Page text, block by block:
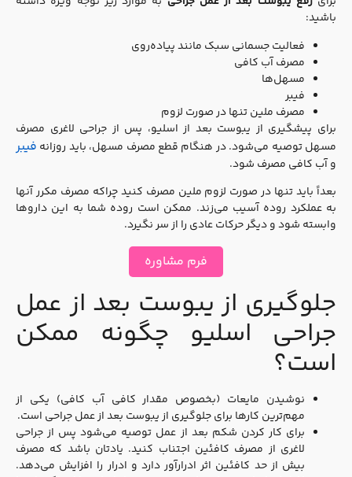
باشید:
فعالیت جسمانی سبک مانند پیاده‌روی
مصرف آب کافی
مسهل‌ها
فیبر
مصرف ملین تنها در صورت لزوم
برای پیشگیری از یبوست بعد از اسلیو، پس از جراحی لاغری مصرف
مسهل توصیه می‌شود. در هنگام قطع مصرف مسهل، باید روزانهفیبر
و آب کافی مصرف شود.
بعداً باید تنها در صورت لزوم ملین مصرف کنید چراکه مصرف مکرر آ‌نها
به عملکرد روده آسیب می‌زند. ممکن است روده شما به این داروها
وابسته شود و دیگر حرکات عادی را از سر نگیرد.
فرم مشاوره
جلوگیری از یبوست بعد از عمل
جراحی اسلیو چگونه ممکن
است؟
نوشیدن مایعات (بخصوص مقدار کافی آب کافی) یکی از
مهم‌ترین کارها برای جلوگیری از یبوست بعد از عمل جراحی است.
برای کار کردن شکم بعد از عمل توصیه می‌شود پس از جراحی
لاغری از مصرف کافئین اجتناب کنید. یادتان باشد که مصرف
بیش از حد کافئین اثر ادرارآور دارد و ادرار را افزایش می‌دهد.